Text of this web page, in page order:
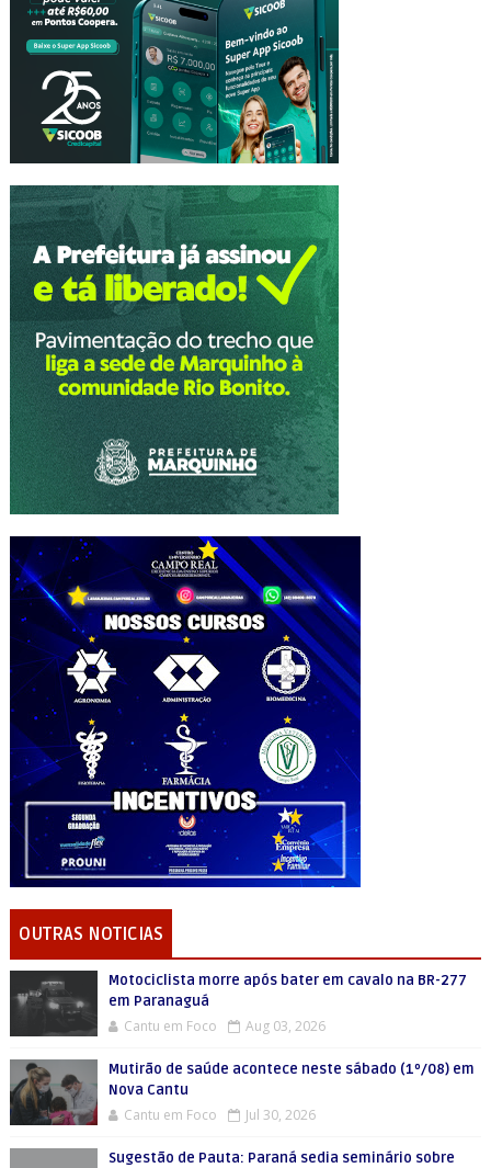
OUTRAS NOTICIAS
Motociclista morre após bater em cavalo na BR-277
em Paranaguá
Cantu em Foco Aug 03, 2026
Mutirão de saúde acontece neste sábado (1º/08) em
Nova Cantu
Cantu em Foco Jul 30, 2026
Sugestão de Pauta: Paraná sedia seminário sobre